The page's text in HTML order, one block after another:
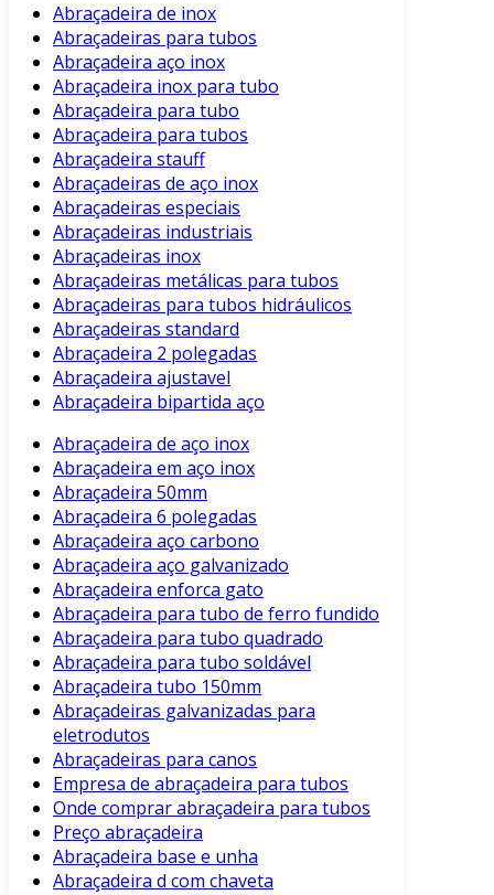
Abraçadeira de inox
Abraçadeiras para tubos
Abraçadeira aço inox
Abraçadeira inox para tubo
Abraçadeira para tubo
Abraçadeira para tubos
Abraçadeira stauff
Abraçadeiras de aço inox
Abraçadeiras especiais
Abraçadeiras industriais
Abraçadeiras inox
Abraçadeiras metálicas para tubos
Abraçadeiras para tubos hidráulicos
Abraçadeiras standard
Abraçadeira 2 polegadas
Abraçadeira ajustavel
Abraçadeira bipartida aço
Abraçadeira de aço inox
Abraçadeira em aço inox
Abraçadeira 50mm
Abraçadeira 6 polegadas
Abraçadeira aço carbono
Abraçadeira aço galvanizado
Abraçadeira enforca gato
Abraçadeira para tubo de ferro fundido
Abraçadeira para tubo quadrado
Abraçadeira para tubo soldável
Abraçadeira tubo 150mm
Abraçadeiras galvanizadas para
eletrodutos
Abraçadeiras para canos
Empresa de abraçadeira para tubos
Onde comprar abraçadeira para tubos
Preço abraçadeira
Abraçadeira base e unha
Abraçadeira d com chaveta